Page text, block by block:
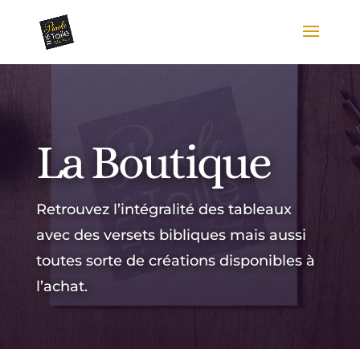
La Boutique
Retrouvez l’intégralité des tableaux
avec des versets bibliques mais aussi
toutes sorte de créations disponibles à
l’achat.